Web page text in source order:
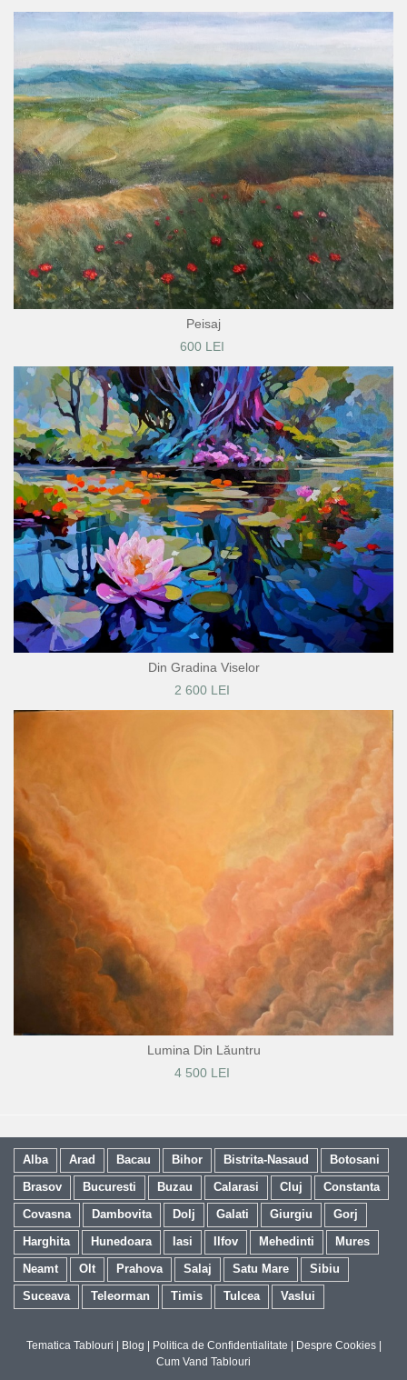
Peisaj
600 LEI
Din Gradina Viselor
2 600 LEI
Lumina Din Lăuntru
4 500 LEI
Alba Arad Bacau Bihor Bistrita-Nasaud
Botosani
Brasov
Bucuresti Buzau Calarasi Cluj
Constanta
Covasna
Dambovita Dolj Galati Giurgiu
Gorj
Harghita
Hunedoara Iasi Ilfov Mehedinti
Mures
Neamt
Olt Prahova Salaj Satu Mare
Sibiu
Suceava
Teleorman Timis Tulcea Vaslui
Tematica Tablouri Blog Politica de Confidentialitate Despre Cookies|
Cum Vand Tablouri